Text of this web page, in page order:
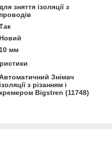
зняття ізоляції з
проводів
Новий
мм
Знімач
ізоляції з різанням і
кремером Bigstren (11748)